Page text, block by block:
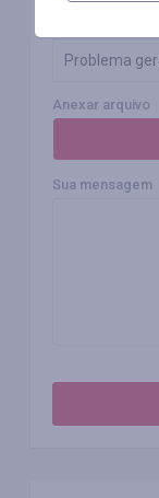
Problema
Anexar arquivo
Sua mensagem